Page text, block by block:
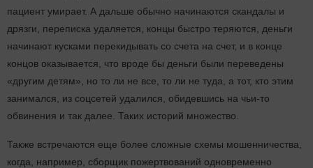
пациент умирает. А дальше обычно начинаются скандалы и
дрязги, переписка удаляется, концы быстро теряются, деньги
начинают кусками перекидывать со счета на счет, и в конце
концов оказывается, что вроде бы деньги были переведены
«другим детям», но то ли не все, то ли не туда, а тот, кто этим
занимался, из соцсетей удалился, обидевшись на чьи-то
обвинения и так далее. Таких историй множество.
Также встречаются еще более сложные схемы мошенничества,
когда, например, сборщик пожертвований одновременно